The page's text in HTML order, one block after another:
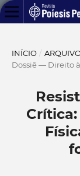
INÍCIO /
Dossiê — Direito